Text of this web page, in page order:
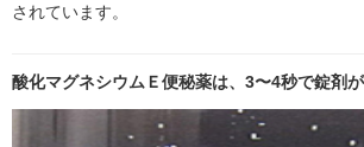
されています。
酸化マグネシウムＥ便秘薬は、3〜4秒で錠剤